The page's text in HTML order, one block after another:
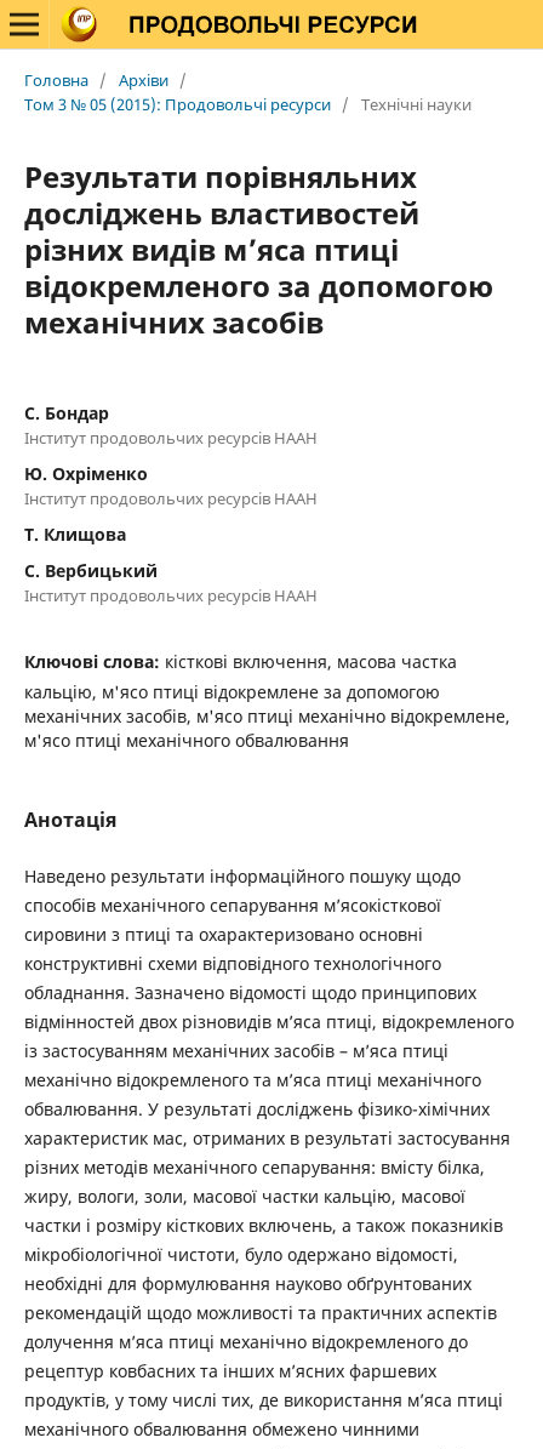
Головна / Архіви /
Том 3 № 05 (2015): Продовольчі ресурси / Технічні науки
Результати порівняльних
досліджень властивостей
різних видів м’яса птиці
відокремленого за допомогою
механічних засобів
C. Бондар
Інститут продовольчих ресурсів НААН
Ю. Охріменко
Інститут продовольчих ресурсів НААН
Т. Клищова
С. Вербицький
Інститут продовольчих ресурсів НААН
Ключові слова: кісткові включення, масова частка
кальцію, м'ясо птиці відокремлене за допомогою
механічних засобів, м'ясо птиці механічно відокремлене,
м'ясо птиці механічного обвалювання
Анотація
Наведено результати інформаційного пошуку щодо
способів механічного сепарування м’ясокісткової
сировини з птиці та охарактеризовано основні
конструктивні схеми відповідного технологічного
обладнання. Зазначено відомості щодо принципових
відмінностей двох різновидів м’яса птиці, відокремленого
із застосуванням механічних засобів – м’яса птиці
механічно відокремленого та м’яса птиці механічного
обвалювання. У результаті досліджень фізико-хімічних
характеристик мас, отриманих в результаті застосування
різних методів механічного сепарування: вмісту білка,
жиру, вологи, золи, масової частки кальцію, масової
частки і розміру кісткових включень, а також показників
мікробіологічної чистоти, було одержано відомості,
необхідні для формулювання науково обґрунтованих
рекомендацій щодо можливості та практичних аспектів
долучення м’яса птиці механічно відокремленого до
рецептур ковбасних та інших м’ясних фаршевих
продуктів, у тому числі тих, де використання м’яса птиці
механічного обвалювання обмежено чинними